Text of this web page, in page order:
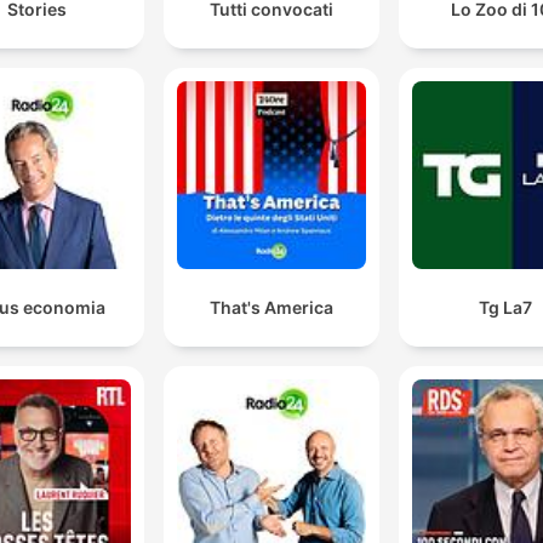
Stories Tutti convocati Lo Zoo di
economia That's America Tg La7